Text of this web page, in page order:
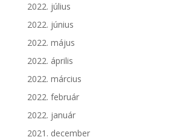
2022. július
2022. június
2022. május
2022. április
2022. március
2022. február
2022. január
2021. december